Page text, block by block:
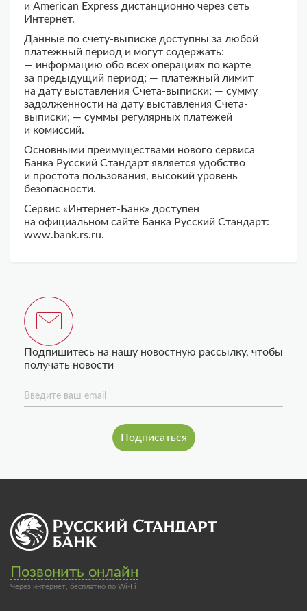
и American Express дистанционно через сеть
Интернет.
Данные по счету-выписке доступны за любой
платежный период и могут содержать:
— информацию обо всех операциях по карте
за предыдущий период; — платежный лимит
на дату выставления Счета-выписки; — сумму
задолженности на дату выставления Счета-
выписки; — суммы регулярных платежей
и комиссий.
Основными преимуществами нового сервиса
Банка Русский Стандарт является удобство
и простота пользования, высокий уровень
безопасности.
Сервис «Интернет-Банк» доступен
на официальном сайте Банка Русский Стандарт:
www.bank.rs.ru.
Подпишитесь на нашу новостную рассылку, чтобы
получать новости
Введите ваш email
Позвонить онлайн
Через интернет, бесплатно по Wi-Fi